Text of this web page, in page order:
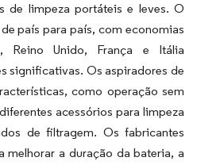
de limpeza portáteis e leves. O
país para país, com economias
Reino Unido, França e Itália
significativas. Os aspiradores de
como operação sem
acessórios para limpeza
de filtragem. Os fabricantes
melhorar a duração da bateria, a